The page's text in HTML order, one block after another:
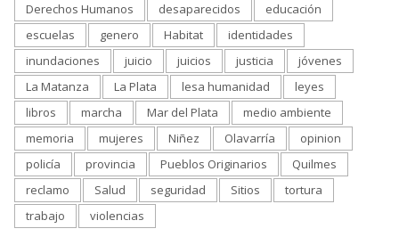
Derechos Humanos
desaparecidos
educación
escuelas
genero Habitat
identidades
inundaciones
juicio juicios justicia
jóvenes
La Matanza
La Plata lesa humanidad
leyes
libros
marcha Mar del Plata
medio ambiente
memoria
mujeres Niñez Olavarría
opinion
policía
provincia Pueblos Originarios
Quilmes
reclamo
Salud seguridad Sitios
tortura
trabajo
violencias